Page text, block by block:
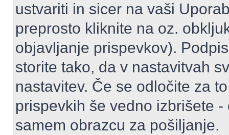
ustvariti in sicer na vaši
preprosto kliknite na oz.
objavljanje prispevkov).
storite tako, da v nastavitvah
nastavitev. Če se odločite za
prispevkih še vedno izbrišete
samem obrazcu za pošiljanje.